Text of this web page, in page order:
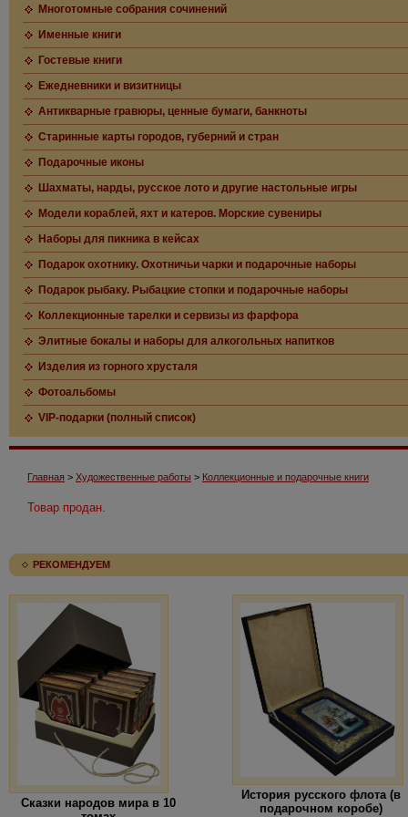
Многотомные собрания сочинений
Именные книги
Гостевые книги
Ежедневники и визитницы
Антикварные гравюры, ценные бумаги, банкноты
Старинные карты городов, губерний и стран
Подарочные иконы
Шахматы, нарды, русское лото и другие настольные игры
Модели кораблей, яхт и катеров. Морские сувениры
Наборы для пикника в кейсах
Подарок охотнику. Охотничьи чарки и подарочные наборы
Подарок рыбаку. Рыбацкие стопки и подарочные наборы
Коллекционные тарелки и сервизы из фарфора
Элитные бокалы и наборы для алкогольных напитков
Изделия из горного хрусталя
Фотоальбомы
VIP-подарки (полный список)
Главная > Художественные работы > Коллекционные и подарочные книги
Товар продан.
РЕКОМЕНДУЕМ
Сказки народов мира в 10
История русского флота (в
подарочном коробе)